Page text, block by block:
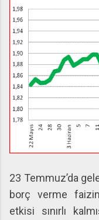
23 Temmuz’da
borç verme
etkisi sınırlı